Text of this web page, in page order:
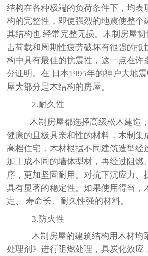
结构在各种极端的负荷条件下，均表
构的完整性，即使强烈的地震使整个
其结构也 经常完整无损。木制房屋
击荷载和周期性疲劳破坏有很强的抵
构中具有最佳的抗震性，这一点在许
分证明。在 日本1995年的神户大地
屋大部分是木结构的房屋。
2.耐久性
木制房屋都选择高级松木建造
健康的且极具亲和性的材料，木制集
高档住宅，木材根据不同建筑造型经
加工成不同的墙体型材，再经过阻燃
序，更加坚固耐用。对抗下沉应力、
具有显著的稳定性。如果使用得当，
定、 寿命长、耐久性强的材料。
3.防火性
木制房屋的建筑结构用木材均
处理剂》进行阻燃处理，具炭化效应